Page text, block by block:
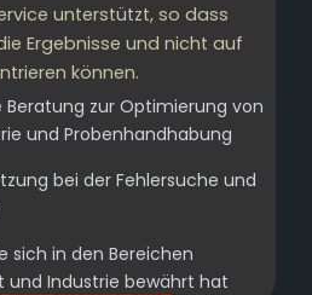
unterstützt, so dass
Ergebnisse und nicht auf
können.
zur Optimierung von
und Probenhandhabung
bei der Fehlersuche und
sich in den Bereichen
und Industrie bewährt hat